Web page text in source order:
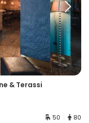
& Terassi
50 80